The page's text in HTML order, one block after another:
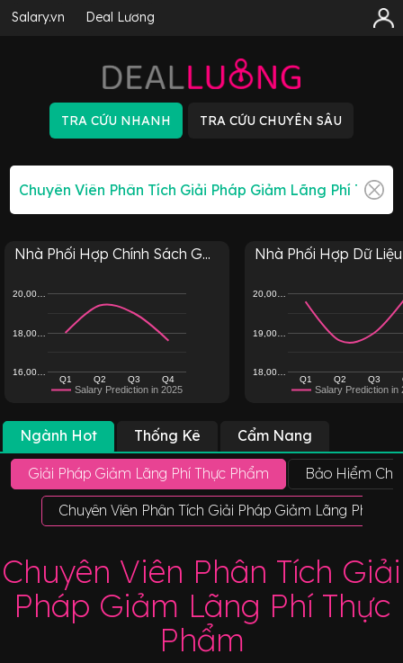
Salary.vn Deal Lương
Nhà Phối Hợp Chính Sách G...
Salary Prediction in 2025
Q1 Q2 Q3 Q4
16,00…
18,00…
20,00…
Nhà Phối Hợp Dữ
Salary Prediction in
Q1 Q2 Q3
18,00…
19,00…
20,00…
Ngành Hot Thống Kê Cẩm Nang
Giải Pháp Giảm Lãng Phí Thực Phẩm Bảo Hiểm Chi
Chuyên Viên Phân Tích Giải Pháp Giảm Lãng Phí
Chuyên Viên Phân Tích Giải
Pháp Giảm Lãng Phí Thực
Phẩm